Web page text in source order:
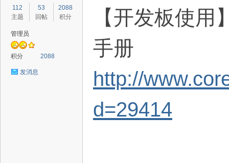
112
主题
53
回帖
2088
积分
管理员
积分 2088
发消息
【开发板使
手册
http://
d=29414